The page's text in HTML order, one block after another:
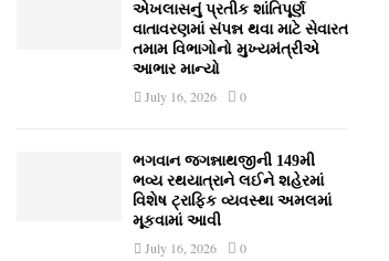
એખલાસનું પ્રતીક શાંતિપૂર્ણ
વાતાવરણમાં સંપન્ન થવા માટે સેવારત
તમામ વિભાગોનો મુખ્યમંત્રીએ
આભાર માન્યો
July 16, 2026 0
ભગવાન જગન્નાથજીની 149મી
ભવ્ય રથયાત્રાને લઈને શહેરમાં
વિશેષ ટ્રાફિક વ્યવસ્થા અમલમાં
મૂકવામાં આવી
July 16, 2026 0